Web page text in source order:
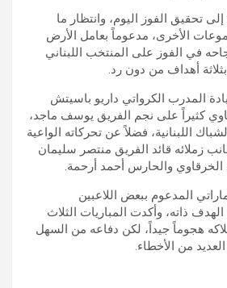
تحقيق الفوز اليوم، وانتظار ما
الأخرى، مدعوماً بعامل الأرض
في الفوز على المنتخب اللبناني
أهداف من دون رد.
المدرب الكرواتي داريو باسيتش
كثيراً على نجم الفريق يوسف ماجد،
اللبنانية، فضلاً عن تحركاته الواعية
زملائه قائد الفريق منتصر سليمان
والحارس أحمد أرحمة.
المدعوم ببعض اللاعبين
ذاته، وأكدت المباريات الثلاث
هجوماً جيداً، لكن دفاعه من السهل
من الأخطاء.